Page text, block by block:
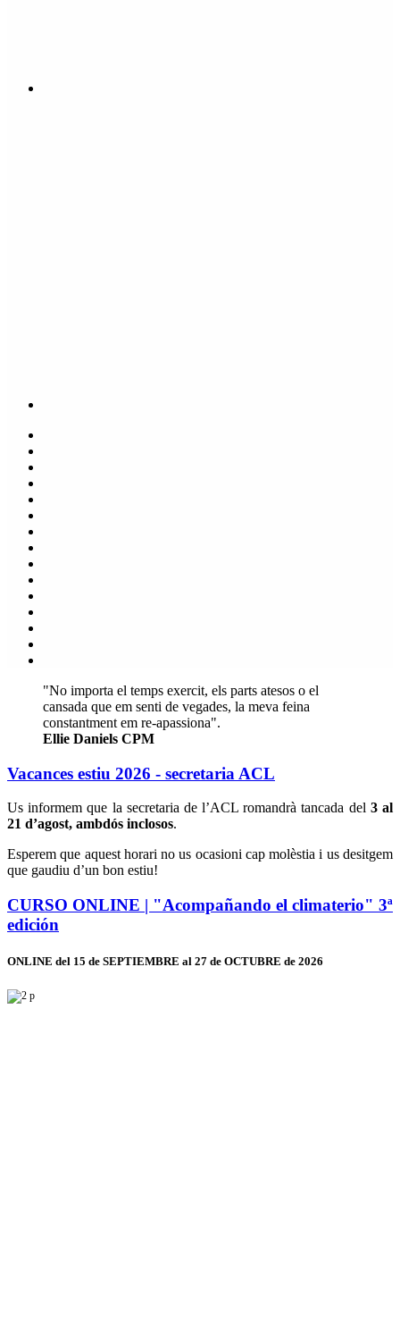
"No importa el temps exercit, els parts atesos o el
cansada que em senti de vegades, la meva feina
constantment em re-apassiona".
Ellie Daniels CPM
Vacances estiu 2026 - secretaria ACL
Us informem que la secretaria de l’ACL romandrà tancada del 3 al
21 d’agost, ambdós inclosos.
Esperem que aquest horari no us ocasioni cap molèstia i us desitgem
que gaudiu d’un bon estiu!
CURSO ONLINE | "Acompañando el climaterio" 3ª
edición
ONLINE del 15 de SEPTIEMBRE al 27 de OCTUBRE de 2026